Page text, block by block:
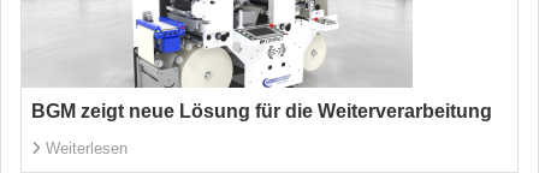
BGM zeigt neue Lösung für die Weiterverarbeitung
Weiterlesen